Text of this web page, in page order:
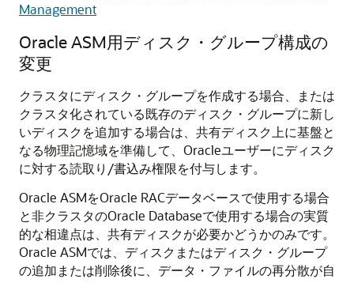
Management
Oracle ASM用ディスク・グループ構成の
変更
クラスタにディスク・グループを作成する場合、または
クラスタ化されている既存のディスク・グループに新し
いディスクを追加する場合は、共有ディスク上に基盤と
なる物理記憶域を準備して、Oracleユーザーにディスク
に対する読取り/書込み権限を付与します。
Oracle ASMをOracle RACデータベースで使用する場合
と非クラスタのOracle Databaseで使用する場合の実質
的な相違点は、共有ディスクが必要かどうかのみです。
Oracle ASMでは、ディスクまたはディスク・グループ
の追加または削除後に、データ・ファイルの再分散が自